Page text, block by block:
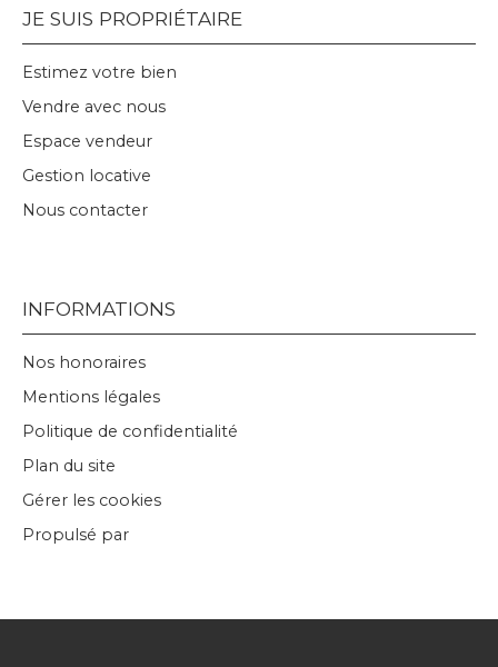
JE SUIS PROPRIÉTAIRE
Estimez votre bien
Vendre avec nous
Espace vendeur
Gestion locative
Nous contacter
INFORMATIONS
Nos honoraires
Mentions légales
Politique de confidentialité
Plan du site
Gérer les cookies
Propulsé par